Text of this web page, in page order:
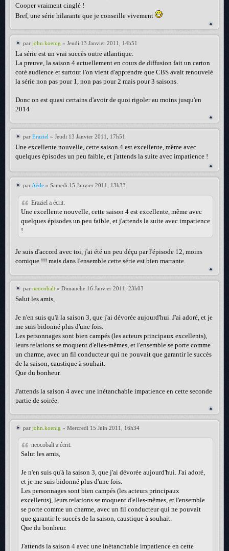
Cooper vraiment cinglé !
Bref, une série hilarante que je conseille vivement
par john.koenig » Jeudi 13 Janvier 2011, 14h51
La série est un vrai succès outre atlantique.
La preuve, la saison 4 actuellement en cours de diffusion fait un carton
coté audience et surtout l'on vient d'apprendre que CBS avait renouvelé
la série non pas pour 1, non pas pour 2 mais pour 3 saisons.
Donc on est quasi certains d'avoir de quoi rigoler au moins jusqu'en
2014
par Eraziel » Jeudi 13 Janvier 2011, 17h51
Une excellente nouvelle, cette saison 4 est excellente, même avec
quelques épisodes un peu faible, et j'attends la suite avec impatience !
par Aède » Samedi 15 Janvier 2011, 13h33
Eraziel a écrit:
Une excellente nouvelle, cette saison 4 est excellente, même avec
quelques épisodes un peu faible, et j'attends la suite avec impatience
!
Je suis d'accord avec toi, j'ai été un peu déçu par l'épisode 12, moins
comique !!! mais dans l'ensemble cette série est bien marrante.
par neocobalt » Dimanche 16 Janvier 2011, 23h03
Salut les amis,
Je n'en suis qu'à la saison 3, que j'ai dévorée aujourd'hui. J'ai adoré, et je
me suis bidonné plus d'une fois.
Les personnages sont bien campés (les acteurs principaux excellents),
leurs relations se moquent d'elles-mêmes, et l'ensemble se porte comme
un charme, avec un fil conducteur qui ne pouvait que garantir le succès
de la saison, caustique à souhait.
Que du bonheur.
J'attends la saison 4 avec une inétanchable impatience en cette seconde
partie de soirée.
par john.koenig » Mercredi 15 Juin 2011, 16h34
neocobalt a écrit:
Salut les amis,
Je n'en suis qu'à la saison 3, que j'ai dévorée aujourd'hui. J'ai adoré,
et je me suis bidonné plus d'une fois.
Les personnages sont bien campés (les acteurs principaux
excellents), leurs relations se moquent d'elles-mêmes, et l'ensemble
se porte comme un charme, avec un fil conducteur qui ne pouvait
que garantir le succès de la saison, caustique à souhait.
Que du bonheur.
J'attends la saison 4 avec une inétanchable impatience en cette